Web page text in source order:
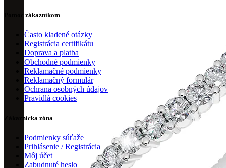
Pomoc zákazníkom
Často kladené otázky
Registrácia certifikátu
Doprava a platba
Obchodné podmienky
Reklamačné podmienky
Reklamačný formulár
Ochrana osobných údajov
Pravidlá cookies
Zákaznícka zóna
Podmienky súťaže
Prihlásenie / Registrácia
Môj účet
Zabudnuté heslo